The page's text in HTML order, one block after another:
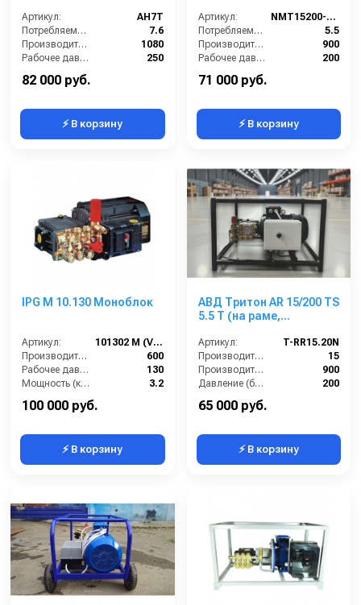
Артикул:
AH7T
Потребляемая мощность (кВт):
7.6
Производительность (л/ч):
1080
Рабочее давление (бар):
250
Мощность (кВт):
82 000 руб.
⚡ В корзину
Артикул:
NMT15200-UR
Потребляемая мощность (кВт):
5.5
Производительность (л/ч):
900
Рабочее давление (бар):
200
Мощность (кВт):
71 000 руб.
⚡ В корзину
IPG M 10.130 Моноблок
Артикул:
101302 М (VER.107)*
Производительность (л/ч):
600
Рабочее давление (бар):
130
Мощность (кВт):
3.2
100 000 руб.
⚡ В корзину
АВД Тритон AR 15/200 TS
5.5 T (на раме,
теплозащита)
Артикул:
T-RR15.20N
Производительность (л/мин):
15
Производительность (л/ч):
900
Давление (бар):
200
Напряжение (В):
65 000 руб.
⚡ В корзину